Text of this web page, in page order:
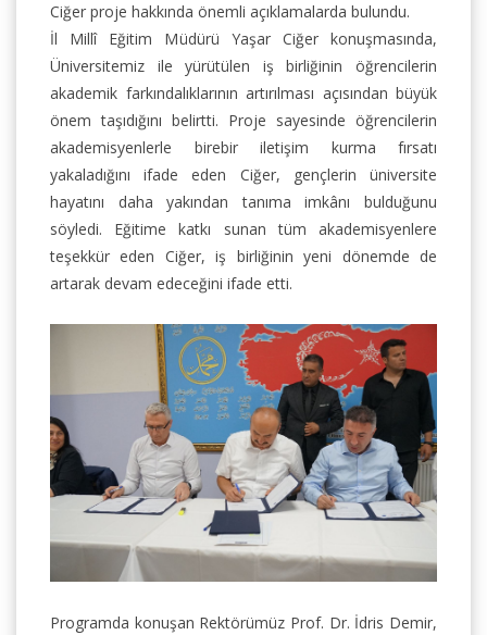
Ciğer proje hakkında önemli açıklamalarda bulundu.
İl Millî Eğitim Müdürü Yaşar Ciğer konuşmasında,
Üniversitemiz ile yürütülen iş birliğinin öğrencilerin
akademik farkındalıklarının artırılması açısından büyük
önem taşıdığını belirtti. Proje sayesinde öğrencilerin
akademisyenlerle birebir iletişim kurma fırsatı
yakaladığını ifade eden Ciğer, gençlerin üniversite
hayatını daha yakından tanıma imkânı bulduğunu
söyledi. Eğitime katkı sunan tüm akademisyenlere
teşekkür eden Ciğer, iş birliğinin yeni dönemde de
artarak devam edeceğini ifade etti.
Programda konuşan Rektörümüz Prof. Dr. İdris Demir,